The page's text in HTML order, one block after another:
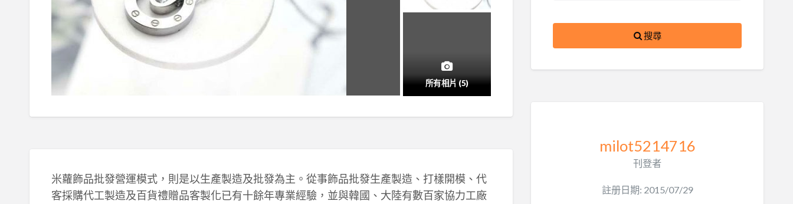
所有相片 (5)
米蘿飾品批發營運模式，則是以生產製造及批發為主。從事飾品批發生產製造、打樣開模、代
客採購代工製造及百貨禮贈品客製化已有十餘年專業經驗，並與韓國、大陸有數百家協力工廠
搜尋
milot5214716
刊登者
註册日期: 2015/07/29